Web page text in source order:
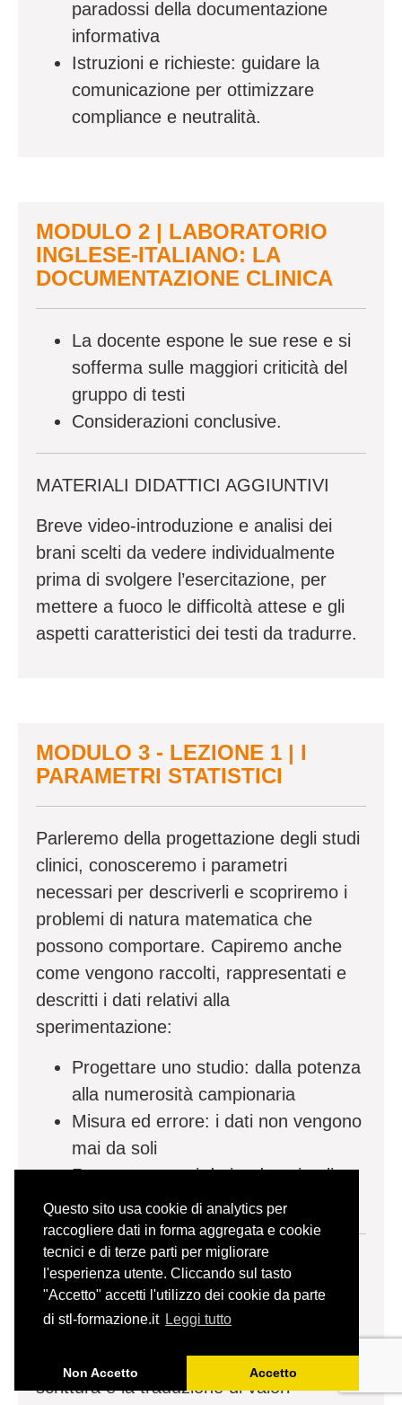
Questo sito usa cookie di analytics per
raccogliere dati in forma aggregata e cookie
tecnici e di terze parti per migliorare
l'esperienza utente. Cliccando sul tasto
"Accetto" accetti l'utilizzo dei cookie da parte
di stl-formazione.it Leggi tutto
Non Accetto Accetto
paradossi della documentazione
informativa
Istruzioni e richieste: guidare la
comunicazione per ottimizzare
compliance e neutralità.
MODULO 2 | LABORATORIO
INGLESE-ITALIANO: LA
DOCUMENTAZIONE CLINICA
La docente espone le sue rese e si
sofferma sulle maggiori criticità del
gruppo di testi
Considerazioni conclusive.
MATERIALI DIDATTICI AGGIUNTIVI
Breve video-introduzione e analisi dei
brani scelti da vedere individualmente
prima di svolgere l’esercitazione, per
mettere a fuoco le difficoltà attese e gli
aspetti caratteristici dei testi da tradurre.
MODULO 3 - LEZIONE 1 | I
PARAMETRI STATISTICI
Parleremo della progettazione degli studi
clinici, conosceremo i parametri
necessari per descriverli e scopriremo i
problemi di natura matematica che
possono comportare. Capiremo anche
come vengono raccolti, rappresentati e
descritti i dati relativi alla
sperimentazione:
Progettare uno studio: dalla potenza
alla numerosità campionaria
Misura ed errore: i dati non vengono
mai da soli
Rappresentare i dati e descriverli:
oltre la media
MATERIALI DIDATTICI AGGIUNTIVI
A corredo di questa lezione i partecipanti
riceveranno una registrazione
riepilogativa degli standard per la
scrittura e la traduzione di valori